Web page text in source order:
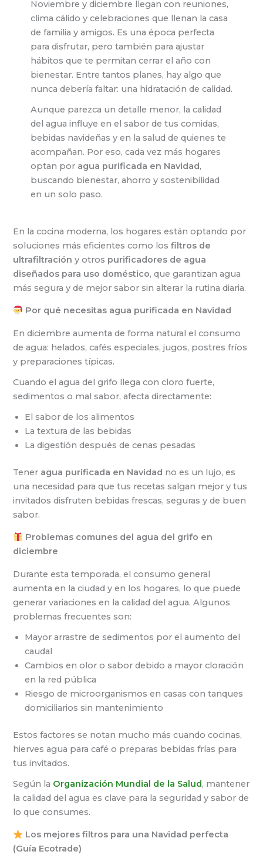
Noviembre y diciembre llegan con reuniones,
clima cálido y celebraciones que llenan la casa
de familia y amigos. Es una época perfecta
para disfrutar, pero también para ajustar
hábitos que te permitan cerrar el año con
bienestar. Entre tantos planes, hay algo que
nunca debería faltar: una hidratación de calidad.
Aunque parezca un detalle menor, la calidad
del agua influye en el sabor de tus comidas,
bebidas navideñas y en la salud de quienes te
acompañan. Por eso, cada vez más hogares
optan por agua purificada en Navidad,
buscando bienestar, ahorro y sostenibilidad
en un solo paso.
En la cocina moderna, los hogares están optando por
soluciones más eficientes como losfiltros de
ultrafiltración y otros purificadores de agua
diseñados para uso doméstico, que garantizan agua
más segura y de mejor sabor sin alterar la rutina diaria.
Por qué necesitas agua purificada en Navidad
En diciembre aumenta de forma natural el consumo
de agua: helados, cafés especiales, jugos, postres fríos
y preparaciones típicas.
Cuando el agua del grifo llega con cloro fuerte,
sedimentos o mal sabor, afecta directamente:
El sabor de los alimentos
La textura de las bebidas
La digestión después de cenas pesadas
Tener agua purificada en Navidad no es un lujo, es
una necesidad para que tus recetas salgan mejor y tus
invitados disfruten bebidas frescas, seguras y de buen
sabor.
Problemas comunes del agua del grifo en
diciembre
Durante esta temporada, el consumo general
aumenta en la ciudad y en los hogares, lo que puede
generar variaciones en la calidad del agua. Algunos
problemas frecuentes son:
Mayor arrastre de sedimentos por el aumento del
caudal
Cambios en olor o sabor debido a mayor cloración
en la red pública
Riesgo de microorganismos en casas con tanques
domiciliarios sin mantenimiento
Estos factores se notan mucho más cuando cocinas,
hierves agua para café o preparas bebidas frías para
tus invitados.
Según la Organización Mundial de la Salud, mantener
la calidad del agua es clave para la seguridad y sabor de
lo que consumes.
Los mejores filtros para una Navidad perfecta
(Guía Ecotrade)